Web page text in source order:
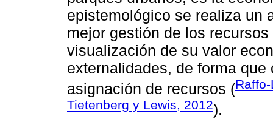
epistemológico se realiza un
mejor gestión de los
visualización de su valor
externalidades, de forma
asignación de recursos (
Tietenberg y Lewis, 2012).